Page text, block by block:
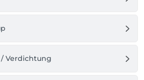
Verdichtung